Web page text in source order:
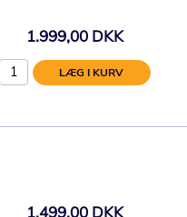
1.999,00 DKK
LÆG I KURV
1.499,00 DKK